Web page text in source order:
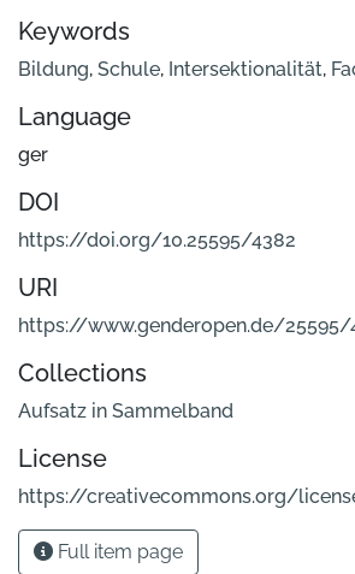
Keywords
Bildung, Schule, Intersektionalität,
Language
ger
DOI
https://doi.org/10.25595/4382
URI
https://www.genderopen.de/25595/
Collections
Aufsatz in Sammelband
License
https://creativecommons.org/
Full item page